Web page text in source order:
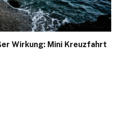
Wirkung: Mini Kreuzfahrt